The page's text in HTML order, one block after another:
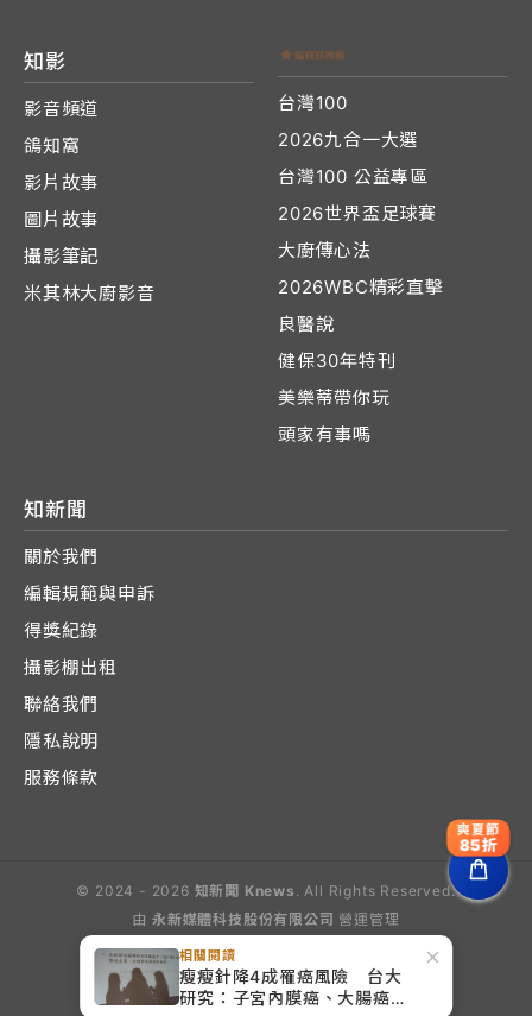
×
相關閱讀
瘦瘦針降4成罹癌風險 台大
研究：子宮內膜癌、大腸癌降
知影
影音頻道
鴿知窩
影片故事
圖片故事
攝影筆記
米其林大廚影音
台灣100
2026九合一大選
台灣100 公益專區
2026世界盃足球賽
大廚傳心法
2026WBC精彩直擊
良醫說
健保30年特刊
美樂蒂帶你玩
頭家有事嗎
知新聞
關於我們
編輯規範與申訴
得獎紀錄
攝影棚出租
聯絡我們
隱私說明
服務條款
© 2024 - 2026 知新聞 Knews . All Rights Reserved.
由 永新媒體科技股份有限公司 營運管理
爽夏節
85折